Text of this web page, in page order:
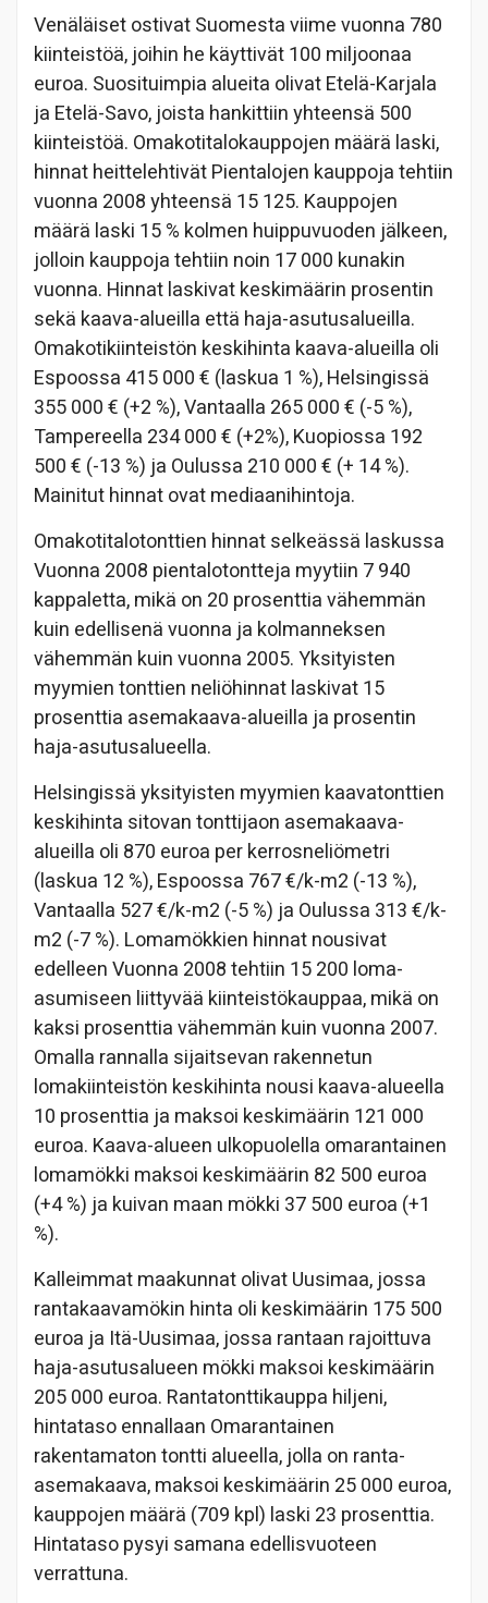
Venäläiset ostivat Suomesta viime vuonna 780
kiinteistöä, joihin he käyttivät 100 miljoonaa
euroa. Suosituimpia alueita olivat Etelä-Karjala
ja Etelä-Savo, joista hankittiin yhteensä 500
kiinteistöä. Omakotitalokauppojen määrä laski,
hinnat heittelehtivät Pientalojen kauppoja tehtiin
vuonna 2008 yhteensä 15 125. Kauppojen
määrä laski 15 % kolmen huippuvuoden jälkeen,
jolloin kauppoja tehtiin noin 17 000 kunakin
vuonna. Hinnat laskivat keskimäärin prosentin
sekä kaava-alueilla että haja-asutusalueilla.
Omakotikiinteistön keskihinta kaava-alueilla oli
Espoossa 415 000 € (laskua 1 %), Helsingissä
355 000 € (+2 %), Vantaalla 265 000 € (-5 %),
Tampereella 234 000 € (+2%), Kuopiossa 192
500 € (-13 %) ja Oulussa 210 000 € (+ 14 %).
Mainitut hinnat ovat mediaanihintoja.
Omakotitalotonttien hinnat selkeässä laskussa
Vuonna 2008 pientalotontteja myytiin 7 940
kappaletta, mikä on 20 prosenttia vähemmän
kuin edellisenä vuonna ja kolmanneksen
vähemmän kuin vuonna 2005. Yksityisten
myymien tonttien neliöhinnat laskivat 15
prosenttia asemakaava-alueilla ja prosentin
haja-asutusalueella.
Helsingissä yksityisten myymien kaavatonttien
keskihinta sitovan tonttijaon asemakaava-
alueilla oli 870 euroa per kerrosneliömetri
(laskua 12 %), Espoossa 767 €/k-m2 (-13 %),
Vantaalla 527 €/k-m2 (-5 %) ja Oulussa 313 €/k-
m2 (-7 %). Lomamökkien hinnat nousivat
edelleen Vuonna 2008 tehtiin 15 200 loma-
asumiseen liittyvää kiinteistökauppaa, mikä on
kaksi prosenttia vähemmän kuin vuonna 2007.
Omalla rannalla sijaitsevan rakennetun
lomakiinteistön keskihinta nousi kaava-alueella
10 prosenttia ja maksoi keskimäärin 121 000
euroa. Kaava-alueen ulkopuolella omarantainen
lomamökki maksoi keskimäärin 82 500 euroa
(+4 %) ja kuivan maan mökki 37 500 euroa (+1
%).
Kalleimmat maakunnat olivat Uusimaa, jossa
rantakaavamökin hinta oli keskimäärin 175 500
euroa ja Itä-Uusimaa, jossa rantaan rajoittuva
haja-asutusalueen mökki maksoi keskimäärin
205 000 euroa. Rantatonttikauppa hiljeni,
hintataso ennallaan Omarantainen
rakentamaton tontti alueella, jolla on ranta-
asemakaava, maksoi keskimäärin 25 000 euroa,
kauppojen määrä (709 kpl) laski 23 prosenttia.
Hintataso pysyi samana edellisvuoteen
verrattuna.